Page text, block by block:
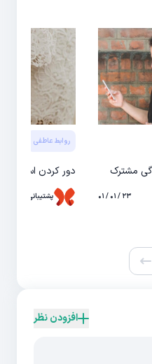
مشترک
۲۳ / ۰۱ / ۰۱
روابط عاطفی
دور کردن استرس
پشتیبانی حال
افزودن نظر